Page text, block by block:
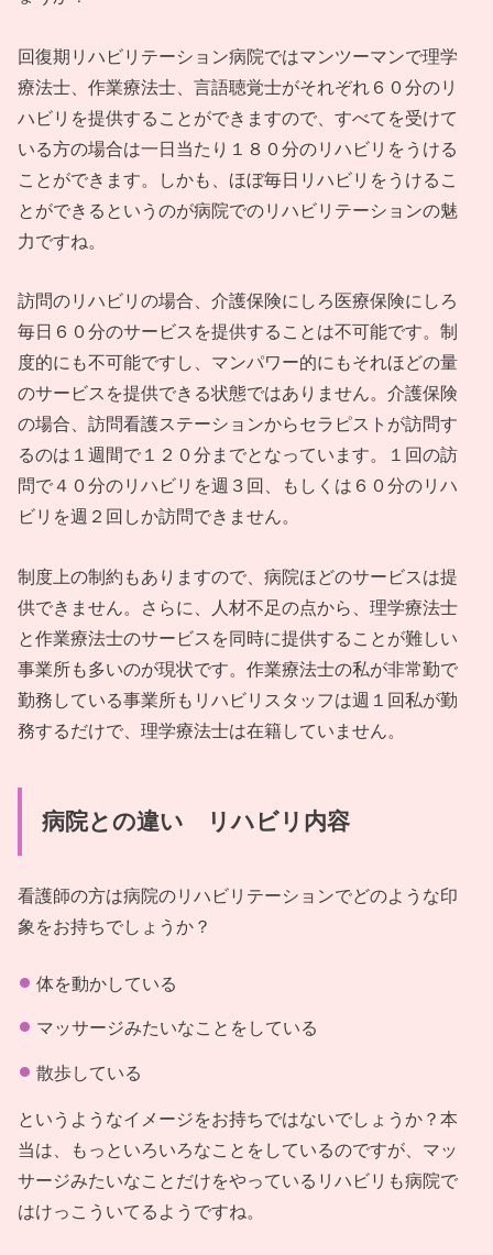
回復期リハビリテーション病院ではマンツーマンで理学
療法士、作業療法士、言語聴覚士がそれぞれ６０分のリ
ハビリを提供することができますので、すべてを受けて
いる方の場合は一日当たり１８０分のリハビリをうける
ことができます。しかも、ほぼ毎日リハビリをうけるこ
とができるというのが病院でのリハビリテーションの魅
力ですね。
訪問のリハビリの場合、介護保険にしろ医療保険にしろ
毎日６０分のサービスを提供することは不可能です。制
度的にも不可能ですし、マンパワー的にもそれほどの量
のサービスを提供できる状態ではありません。介護保険
の場合、訪問看護ステーションからセラピストが訪問す
るのは１週間で１２０分までとなっています。１回の訪
問で４０分のリハビリを週３回、もしくは６０分のリハ
ビリを週２回しか訪問できません。
制度上の制約もありますので、病院ほどのサービスは提
供できません。さらに、人材不足の点から、理学療法士
と作業療法士のサービスを同時に提供することが難しい
事業所も多いのが現状です。作業療法士の私が非常勤で
勤務している事業所もリハビリスタッフは週１回私が勤
務するだけで、理学療法士は在籍していません。
病院との違い リハビリ内容
看護師の方は病院のリハビリテーションでどのような印
象をお持ちでしょうか？
体を動かしている
マッサージみたいなことをしている
散歩している
というようなイメージをお持ちではないでしょうか？本
当は、もっといろいろなことをしているのですが、マッ
サージみたいなことだけをやっているリハビリも病院で
はけっこういてるようですね。